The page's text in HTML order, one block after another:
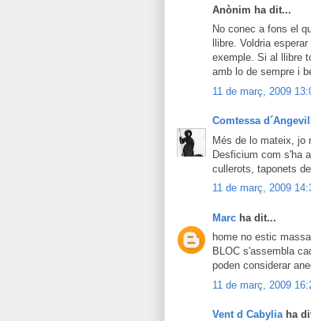
Anònim ha dit...
No conec a fons el
llibre. Voldria
exemple. Si al llibre
amb lo de sempre i
11 de març, 2009
Comtessa
Més de lo mateix, jo
Desficium com s'ha
cullerots, taponets de
11 de març, 2009
Marc ha dit...
home no estic
BLOC s'assembla
poden considerar
11 de març, 2009
Vent d Cabyliaha